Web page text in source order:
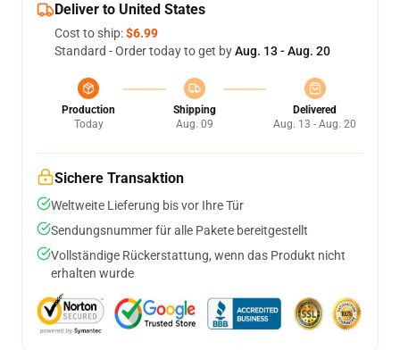
Deliver to United States
Cost to ship:$6.99
Standard - Order today to get byAug. 13 - Aug. 20
Production
Today
Shipping
Aug. 09
Delivered
Aug. 13 - Aug. 20
Sichere Transaktion
Weltweite Lieferung bis vor Ihre Tür
Sendungsnummer für alle Pakete bereitgestellt
Vollständige Rückerstattung, wenn das Produkt nicht
erhalten wurde